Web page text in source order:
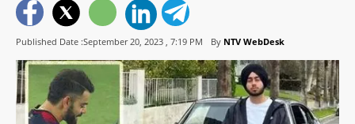
Published Date :September 20, 2023 , 7:19 PM By NTV WebDesk